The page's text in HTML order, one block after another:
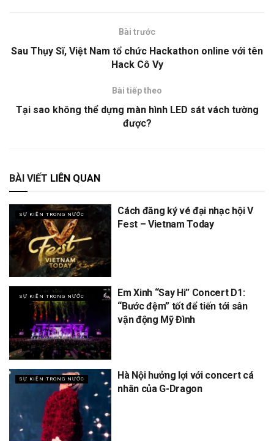
Bài trước
Sau Thụy Sĩ, Việt Nam tổ chức Hackathon online với tên
Hack Cô Vy
Bài tiếp theo
Tại sao không thể dựng màn hình LED sát vách tường
được?
BÀI VIẾT LIÊN QUAN
SỰ KIỆN TRONG NƯỚC
Cách đăng ký vé đại nhạc hội V
Fest – Vietnam Today
SỰ KIỆN TRONG NƯỚC
Em Xinh “Say Hi” Concert D1:
“Bước đệm” tốt để tiến tới sân
vận động Mỹ Đình
SỰ KIỆN TRONG NƯỚC
Hà Nội hưởng lợi với concert cá
nhân của G-Dragon